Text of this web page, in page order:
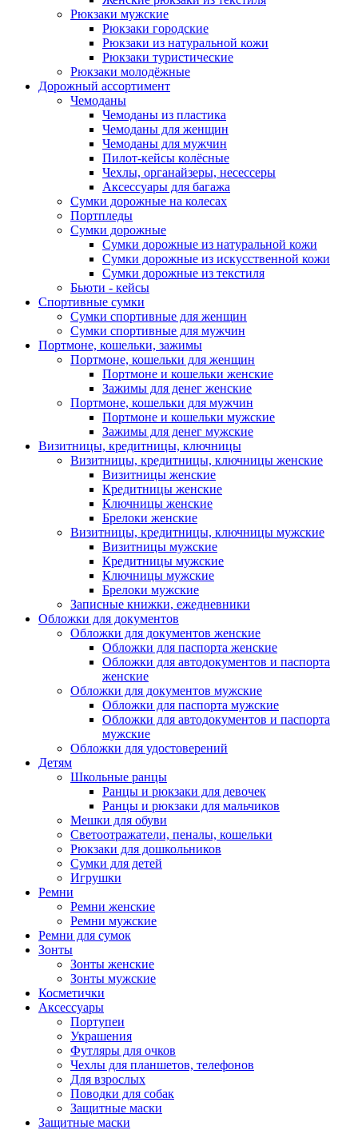
Рюкзаки мужские
Рюкзаки городские
Рюкзаки из натуральной кожи
Рюкзаки туристические
Рюкзаки молодёжные
Дорожный ассортимент
Чемоданы
Чемоданы из пластика
Чемоданы для женщин
Чемоданы для мужчин
Пилот-кейсы колёсные
Чехлы, органайзеры, несессеры
Аксессуары для багажа
Сумки дорожные на колесах
Портпледы
Сумки дорожные
Сумки дорожные из натуральной кожи
Сумки дорожные из искусственной кожи
Сумки дорожные из текстиля
Бьюти - кейсы
Спортивные сумки
Сумки спортивные для женщин
Сумки спортивные для мужчин
Портмоне, кошельки, зажимы
Портмоне, кошельки для женщин
Портмоне и кошельки женские
Зажимы для денег женские
Портмоне, кошельки для мужчин
Портмоне и кошельки мужские
Зажимы для денег мужские
Визитницы, кредитницы, ключницы
Визитницы, кредитницы, ключницы женские
Визитницы женские
Кредитницы женские
Ключницы женские
Брелоки женские
Визитницы, кредитницы, ключницы мужские
Визитницы мужские
Кредитницы мужские
Ключницы мужские
Брелоки мужские
Записные книжки, ежедневники
Обложки для документов
Обложки для документов женские
Обложки для паспорта женские
Обложки для автодокументов и паспорта
женские
Обложки для документов мужские
Обложки для паспорта мужские
Обложки для автодокументов и паспорта
мужские
Обложки для удостоверений
Детям
Школьные ранцы
Ранцы и рюкзаки для девочек
Ранцы и рюкзаки для мальчиков
Мешки для обуви
Светоотражатели, пеналы, кошельки
Рюкзаки для дошкольников
Сумки для детей
Игрушки
Ремни
Ремни женские
Ремни мужские
Ремни для сумок
Зонты
Зонты женские
Зонты мужские
Косметички
Аксессуары
Портупеи
Украшения
Футляры для очков
Чехлы для планшетов, телефонов
Для взрослых
Поводки для собак
Защитные маски
Защитные маски